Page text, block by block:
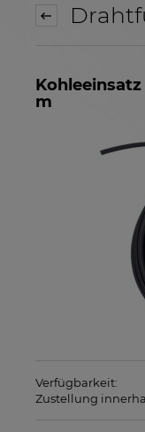
Kohleeinsatz
m
Verfügbarkeit:
Zustellung